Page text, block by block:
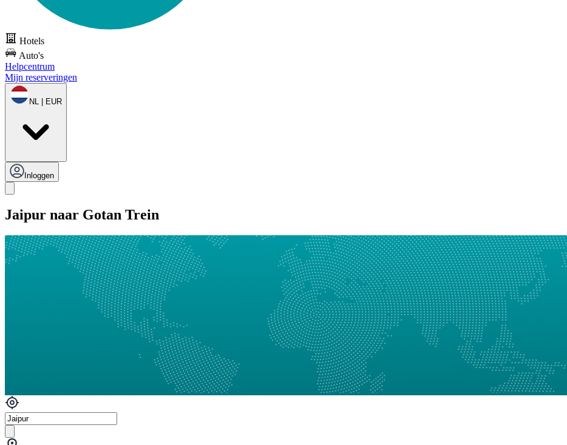
Hotels
Auto's
Helpcentrum
Mijn reserveringen
NL | EUR
Inloggen
Jaipur naar Gotan Trein